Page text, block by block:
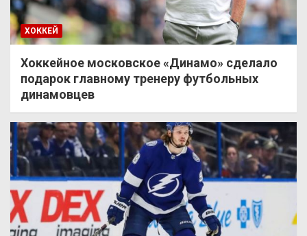
ХОККЕЙ
Хоккейное московское «Динамо» сделало
подарок главному тренеру футбольных
динамовцев